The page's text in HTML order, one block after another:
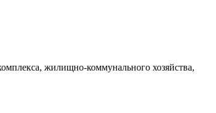
жилищно-коммунального хозяйства,